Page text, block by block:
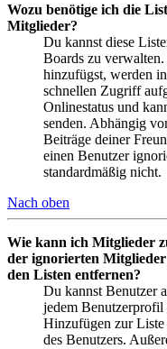
Wozu benötige ich die
Mitglieder?
Du kannst diese
Boards zu
hinzufügst, werden
schnellen Zugriff
Onlinestatus und
senden. Abhängig
Beiträge deiner
einen Benutzer
standardmäßig nicht.
Nach oben
Wie kann ich Mitglieder
der ignorierten
den Listen entfernen?
Du kannst Benutzer
jedem
Hinzufügen zur Liste
des Benutzers.